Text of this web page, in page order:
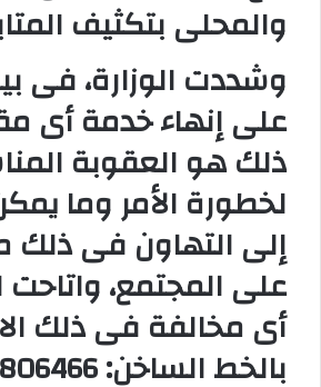
والمحلى بتكثيف
وشددت الوزارة، فى
على إنهاء خدمة أى
ذلك هو العقوبة
لخطورة الأمر وما
إلى التهاون فى ذلك
على المجتمع، واتاحت
أى مخالفة فى ذلك